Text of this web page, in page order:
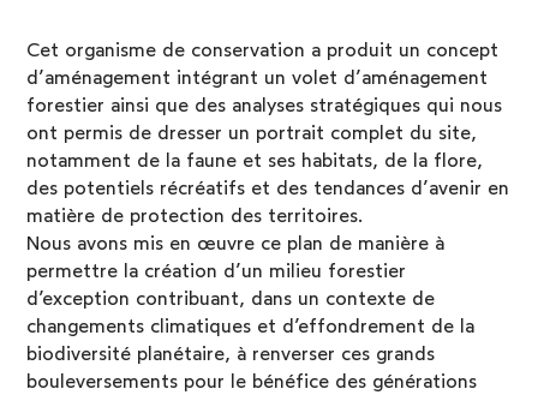
Cet organisme de conservation a produit un concept
d’aménagement intégrant un volet d’aménagement
forestier ainsi que des analyses stratégiques qui nous
ont permis de dresser un portrait complet du site,
notamment de la faune et ses habitats, de la flore,
des potentiels récréatifs et des tendances d’avenir en
matière de protection des territoires.
Nous avons mis en œuvre ce plan de manière à
permettre la création d’un milieu forestier
d’exception contribuant, dans un contexte de
changements climatiques et d’effondrement de la
biodiversité planétaire, à renverser ces grands
bouleversements pour le bénéfice des générations